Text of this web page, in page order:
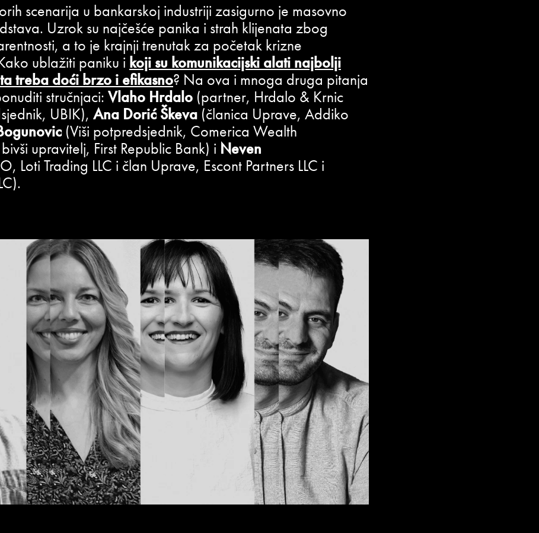
scenarija u bankarskoj industriji zasigurno je masovno
Uzrok su najčešće panika i strah klijenata zbog
a to je krajnji trenutak za početak krizne
ublažiti paniku i koji su komunikacijski alati najbolji
treba doći brzo i efikasno? Na ova i mnoga druga pitanja
stručnjaci: Vlaho Hrdalo (partner, Hrdalo & Krnic
UBIK), Ana Dorić Škeva (članica Uprave, Addiko
(Viši potpredsjednik, Comerica Wealth
upravitelj, First Republic Bank) i Neven
Loti Trading LLC i član Uprave, Escont Partners LLC i